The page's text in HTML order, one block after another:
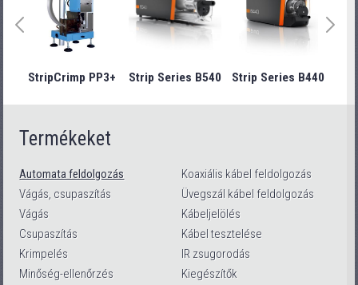
StripCrimp PP3+ Strip Series B540 Strip Series B440
Termékeket
Automata feldolgozás
Vágás, csupaszítás
Vágás
Csupaszítás
Krimpelés
Minőség-ellenőrzés
Koaxiális kábel feldolgozás
Üvegszál kábel feldolgozás
Kábeljelölés
Kábel tesztelése
IR zsugorodás
Kiegészítők